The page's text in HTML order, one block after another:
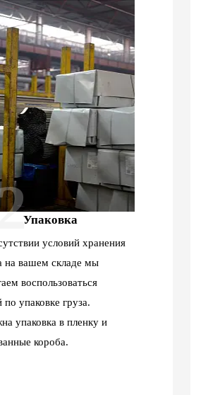
Упаковка
условий хранения
на вашем складе мы
воспользоваться
по упаковке груза.
упаковка в пленку и
короба.